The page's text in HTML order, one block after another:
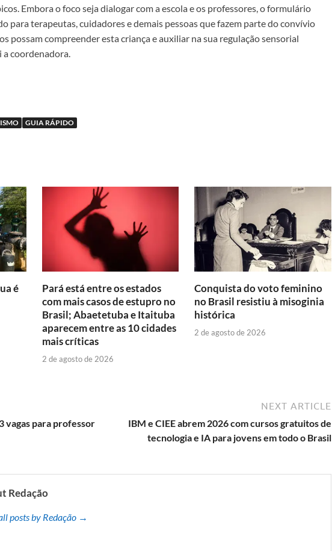
Embora o foco seja dialogar com a escola e os professores, o formulário
para terapeutas, cuidadores e demais pessoas que fazem parte do convívio
possam compreender esta criança e auxiliar na sua regulação sensorial
a coordenadora.
GUIA RÁPIDO
é
Pará está entre os estados
com mais casos de estupro no
Brasil; Abaetetuba e Itaituba
aparecem entre as 10 cidades
mais críticas
2 de agosto de 2026
Conquista do voto feminino
no Brasil resistiu à misoginia
histórica
2 de agosto de 2026
vagas para professor
NEXT ARTICLE
IBM e CIEE abrem 2026 com cursos gratuitos de
tecnologia e IA para jovens em todo o Brasil
Redação
posts by Redação →